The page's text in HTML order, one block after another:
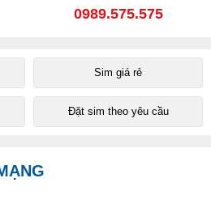
0989.575.575
Sim giá rẻ
Đặt sim theo yêu cầu